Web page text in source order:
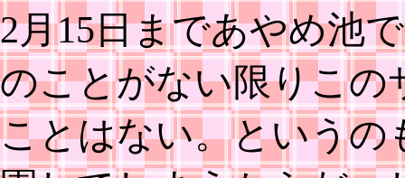
2月15日まであやめ池
のことがない限りこの
ことはない。というの